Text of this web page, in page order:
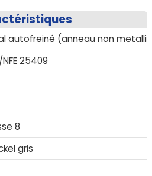
autofreiné (anneau non
25409
8
gris